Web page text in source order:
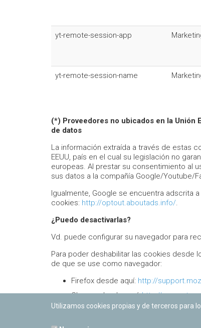
yt-remote-session-app
yt-remote-session-name
(*) Proveedores no ubicados en la Unión
de datos
La información extraída a través de estas
EEUU, país en el cual su legislación no
europeas. Al prestar su consentimiento al
sus datos a la compañía Google/Youtube/
Igualmente, Google se encuentra adscrita
cookies: http://optout.aboutads.info/.
¿Puedo desactivarlas?
Vd. puede configurar su navegador para
Para poder deshabilitar las cookies desde
de que se use como navegador:
Firefox desde aquí: http://
Chrome desde aquí:http://
Explorer desde aquí: https://
Utilizamos cookies propias y de terceros para